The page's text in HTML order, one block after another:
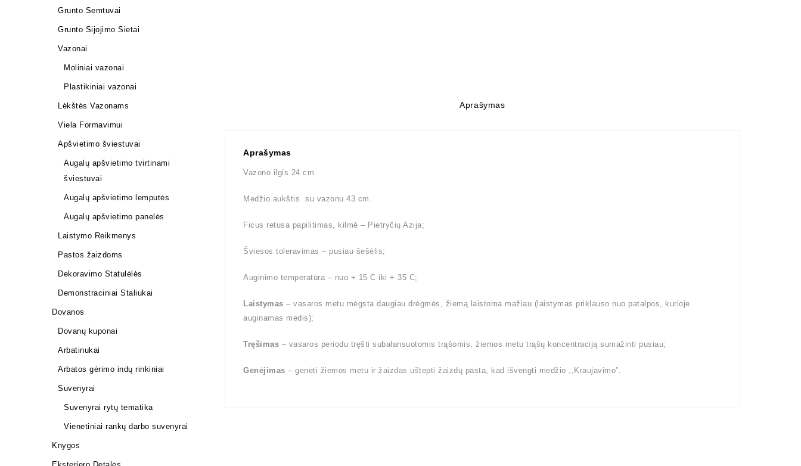
Aprašymas
Aprašymas
Vazono ilgis 24 cm.
Medžio aukštis su vazonu 43 cm.
Ficus retusa papilitimas, kilmė – Pietryčių Azija;
Šviesos toleravimas – pusiau šešėlis;
Auginimo temperatūra – nuo + 15 C iki + 35 C;
Laistymas – vasaros metu mėgsta daugiau drėgmės, žiemą laistoma mažiau (laistymas priklauso nuo patalpos, kurioje
auginamas medis);
Tręšimas – vasaros periodu tręšti subalansuotomis trąšomis, žiemos metu trąšų koncentraciją sumažinti pusiau;
Genėjimas – genėti žiemos metu ir žaizdas uštepti žaizdų pasta, kad išvengti medžio ,,Kraujavimo”.
Grunto Semtuvai
Grunto Sijojimo Sietai
Vazonai
Moliniai vazonai
Plastikiniai vazonai
Lėkštės Vazonams
Viela Formavimui
Apšvietimo šviestuvai
Augalų apšvietimo tvirtinami
šviestuvai
Augalų apšvietimo lemputės
Augalų apšvietimo panelės
Laistymo Reikmenys
Pastos žaizdoms
Dekoravimo Statulėlės
Demonstraciniai Staliukai
Dovanos
Dovanų kuponai
Arbatinukai
Arbatos gėrimo indų rinkiniai
Suvenyrai
Suvenyrai rytų tematika
Vienetiniai rankų darbo suvenyrai
Knygos